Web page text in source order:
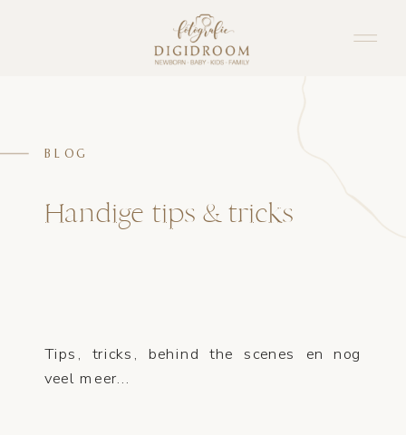
Tips, tricks, behind the scenes en nog
veel meer...
Handige tips & tricks
BLOG